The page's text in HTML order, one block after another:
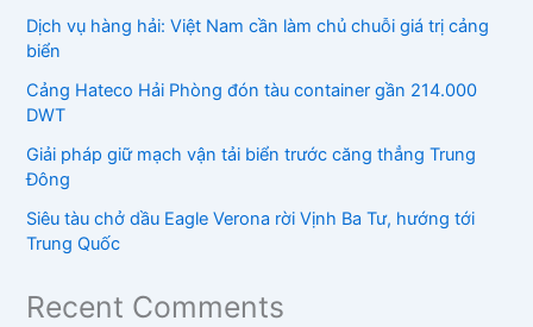
Dịch vụ hàng hải: Việt Nam cần làm chủ chuỗi giá trị cảng
biển
Cảng Hateco Hải Phòng đón tàu container gần 214.000
DWT
Giải pháp giữ mạch vận tải biển trước căng thẳng Trung
Đông
Siêu tàu chở dầu Eagle Verona rời Vịnh Ba Tư, hướng tới
Trung Quốc
Recent Comments